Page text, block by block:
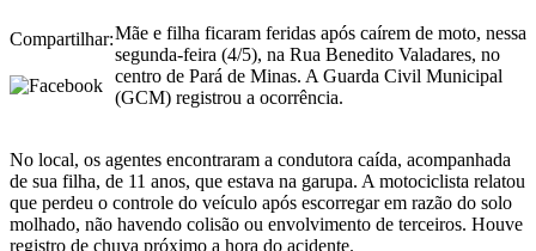
Compartilhar:Mãe e filha ficaram feridas após caírem de moto, nessa
segunda-feira (4/5), na Rua Benedito Valadares, no
centro de Pará de Minas. A Guarda Civil Municipal
(GCM) registrou a ocorrência.
No local, os agentes encontraram a condutora caída, acompanhada
de sua filha, de 11 anos, que estava na garupa. A motociclista relatou
que perdeu o controle do veículo após escorregar em razão do solo
molhado, não havendo colisão ou envolvimento de terceiros. Houve
registro de chuva próximo a hora do acidente.